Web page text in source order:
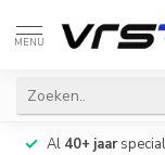
MENU
Al 40+ jaar